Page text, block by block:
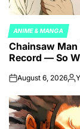
POSTED
IN
ANIME & MANGA
Chainsaw
Record — So
onAugust 6, 2026